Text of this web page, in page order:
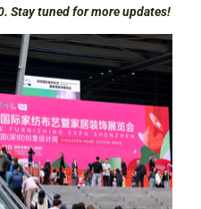
Stay tuned for more updates!